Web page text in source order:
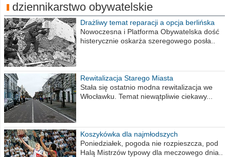
dziennikarstwo obywatelskie
Drażliwy temat reparacji a opcja berlińska
Nowoczesna i Platforma Obywatelska dość
histerycznie oskarża szeregowego posła..
Rewitalizacja Starego Miasta
Stała się ostatnio modna rewitalizacja we
Włocławku. Temat niewątpliwie ciekawy...
Koszykówka dla najmłodszych
Poniedziałek, pogoda nie rozpieszcza, pod
Halą Mistrzów typowy dla meczowego dnia..